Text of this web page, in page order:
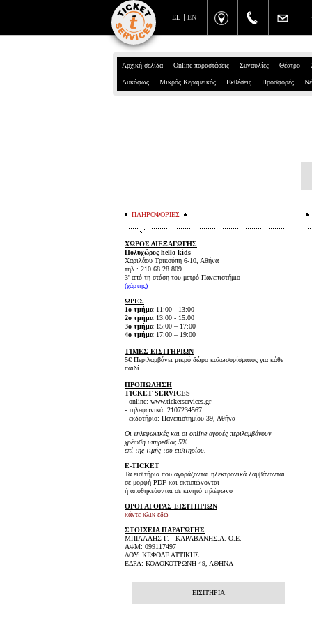
EN
EL
Αρχική σελίδα Online παραστάσεις Συναυλίες Θέατρο
Λυκόφως Μικρός Κεραμεικός Εκθέσεις Προσφορές
ΠΛΗΡΟΦΟΡΙΕΣ
ΧΩΡΟΣ ΔΙΕΞΑΓΩΓΗΣ
Πολυχώρος hello kids
Χαριλάου Τρικούπη 6-10, Αθήνα
τηλ.: 210 68 28 809
3' από τη στάση του μετρό Πανεπιστήμιο
(χάρτης)
ΩΡΕΣ
1ο τμήμα 11:00 - 13:00
2ο τμήμα 13:00 - 15:00
3ο τμήμα 15:00 – 17:00
4ο τμήμα 17:00 – 19:00
ΤΙΜΕΣ ΕΙΣΙΤΗΡΙΩΝ
5€ Περιλαμβάνει μικρό δώρο καλωσορίσματος για κάθε
παιδί
ΠΡΟΠΩΛΗΣΗ
TICKET SERVICES
- online: www.ticketservices.gr
- τηλεφωνικά: 2107234567
- εκδοτήριο: Πανεπιστημίου 39, Αθήνα
Οι τηλεφωνικές και οι online αγορές περιλαμβάνουν
χρέωση υπηρεσίας 5%
επί της τιμής του εισιτηρίου.
E-TICKET
Τα εισιτήρια που αγοράζονται ηλεκτρονικά λαμβάνονται
σε μορφή PDF και εκτυπώνονται
ή αποθηκεύονται σε κινητό τηλέφωνο
ΟΡΟΙ ΑΓΟΡΑΣ ΕΙΣΙΤΗΡΙΩΝ
κάντε κλικ εδώ
ΣΤΟΙΧΕΙΑ ΠΑΡΑΓΩΓΗΣ
ΜΠΙΛΑΛΗΣ Γ. - ΚΑΡΑΒΑΝΗΣ.Α. Ο.Ε.
ΑΦΜ: 099117497
ΔΟΥ: ΚΕΦΟΔΕ ΑΤΤΙΚΗΣ
ΕΔΡΑ: ΚΟΛΟΚΟΤΡΩΝΗ 49, ΑΘΗΝΑ
ΕΙΣΙΤΗΡΙΑ